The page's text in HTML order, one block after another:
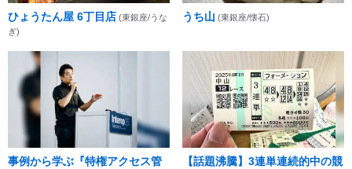
ひょうたん屋 6丁目店 (東銀座/うな
ぎ)
うち山 (東銀座/懐石)
事例から学ぶ『特権アクセス管
【話題沸騰】3連単連続的中の競